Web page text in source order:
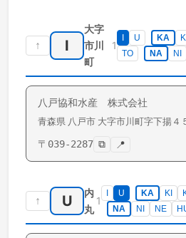
↑ I
大字
市川
町
1
I U KA
TO
NA NI
八戸協和水産 株式会社
青森県 八戸市 大字市川町字下揚４
〒 039-2287 ⧉ 📍
↑ U
内
丸
1
U KA KI
NA
NI NE